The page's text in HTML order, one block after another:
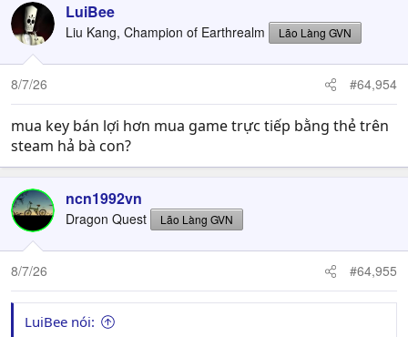
LuiBee
Liu Kang, Champion of Earthrealm Lão Làng GVN
8/7/26 #64,954
mua key bán lợi hơn mua game trực tiếp bằng thẻ trên
steam hả bà con?
ncn1992vn
Dragon Quest Lão Làng GVN
8/7/26 #64,955
LuiBee nói: